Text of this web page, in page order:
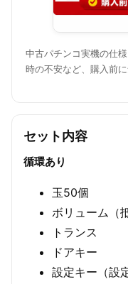
中古パチンコ実機の仕
時の不安など、購入前
セット内容
循環あり
玉50個
ボリューム（
トランス
ドアキー
設定キー（設